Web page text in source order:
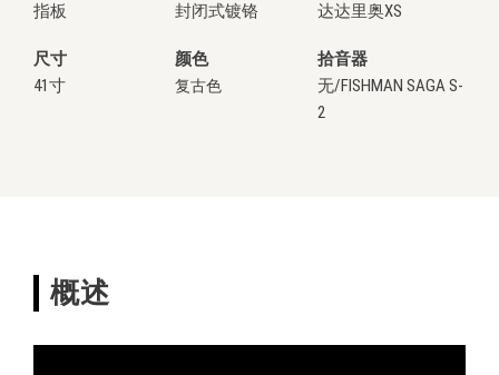
指板
封闭式镀铬 达达里奥XS
尺寸 颜色
拾音器
41寸
复古色
无/FISHMAN SAGA S-
2
概述